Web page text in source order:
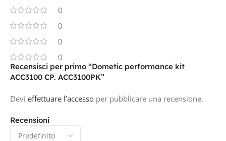
0
0
0
0
Recensioni
Recensisci per primo “Dometic performance kit
ACC3100 CP. ACC3100PK”
Devi effettuare l’accesso per pubblicare una recensione.